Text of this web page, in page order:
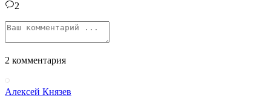
2
2 комментария
Алексей Князев